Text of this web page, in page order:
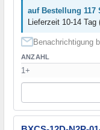
auf Bestellung 117
Lieferzeit 10-14 Tag
Benachrichtigung
ANZAHL
1+